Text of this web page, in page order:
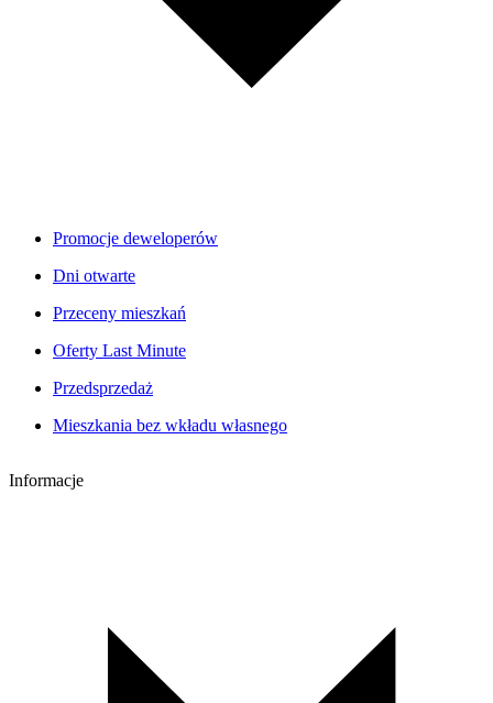
Promocje deweloperów
Dni otwarte
Przeceny mieszkań
Oferty Last Minute
Przedsprzedaż
Mieszkania bez wkładu własnego
Informacje